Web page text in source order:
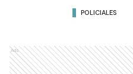
POLICIALES
Ads